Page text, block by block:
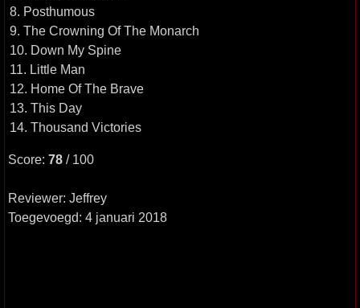
8. Posthumous
9. The Crowning Of The Monarch
10. Down My Spine
11. Little Man
12. Home Of The Brave
13. This Day
14. Thousand Victories
Score: 78 / 100
Reviewer: Jeffrey
Toegevoegd: 4 januari 2018